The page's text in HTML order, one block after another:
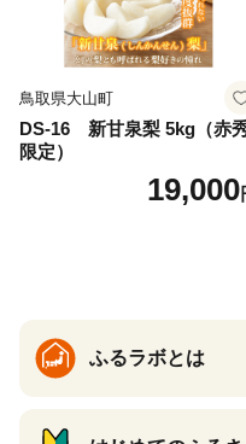
鳥取県大山町
DS-16 新甘泉梨 5kg（赤
限定）
19,000
ふるラボとは